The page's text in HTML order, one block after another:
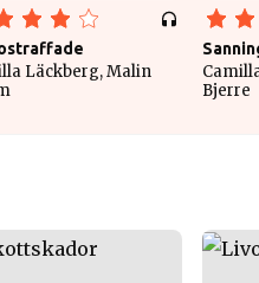
Läckberg, Malin
Bjerre